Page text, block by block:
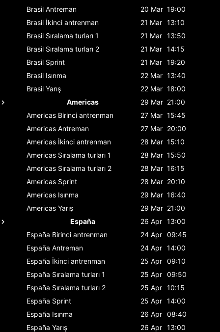
Brasil Antreman 20 Mar 19:00
Brasil İkinci antrenman 21 Mar 13:10
Brasil Sıralama turları 1 21 Mar 13:50
Brasil Sıralama turları 2 21 Mar 14:15
Brasil Sprint 21 Mar 19:20
Brasil Isınma 22 Mar 13:40
Brasil Yarış 22 Mar 18:00
Americas
29 Mar 21:00
Americas Birinci antrenman 27 Mar 15:45
Americas Antreman 27 Mar 20:00
Americas İkinci antrenman 28 Mar 15:10
Americas Sıralama turları 1 28 Mar 15:50
Americas Sıralama turları 2 28 Mar 16:15
Americas Sprint 28 Mar 20:10
Americas Isınma 29 Mar 16:40
Americas Yarış 29 Mar 21:00
España
26 Apr 13:00
España Birinci antrenman 24 Apr 09:45
España Antreman 24 Apr 14:00
España İkinci antrenman 25 Apr 09:10
España Sıralama turları 1 25 Apr 09:50
España Sıralama turları 2 25 Apr 10:15
España Sprint 25 Apr 14:00
España Isınma 26 Apr 08:40
España Yarış 26 Apr 13:00